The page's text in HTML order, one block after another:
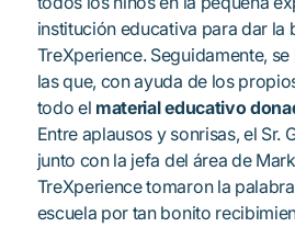
institución educativa para dar la
TreXperience. Seguidamente,
las que, con ayuda de los
todo el material educativo
Entre aplausos y sonrisas, el Sr.
junto con la jefa del área de
TreXperience tomaron la
escuela por tan bonito